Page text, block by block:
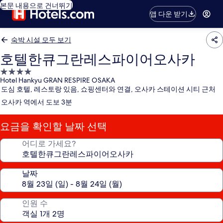
본문 내용으로 건너뛰기
앱 다운 받기
숙박 시설 모두 보기
호텔한큐그란레스파이어오사카
4.0
성
급
숙
박
시
설
Hotel Hankyu GRAN RESPIRE OSAKA
도심 호텔, 레스토랑 있음, 쇼핑센터와 연결, 오사카 스테이션 시티 근처
오사카 역에서 도보 3분
요금을 확인할 날짜 선택
어디로 가세요?
날짜
인원 수